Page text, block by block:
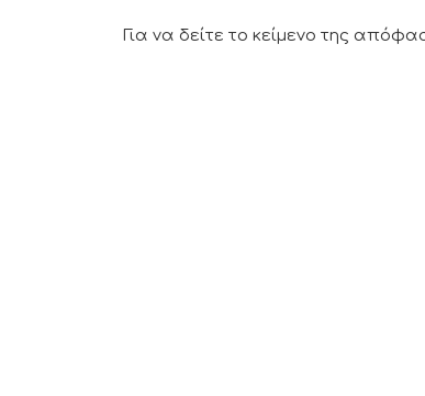
Για να δείτε το κείμενο της